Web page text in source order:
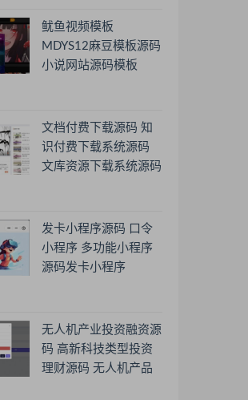
鱿鱼视频模板
MDYS12麻豆模板源码
小说网站源码模板
文档付费下载源码 知
识付费下载系统源码
文库资源下载系统源码
发卡小程序源码 口令
小程序 多功能小程序
源码发卡小程序
无人机产业投资融资源
码 高新科技类型投资
理财源码 无人机产品